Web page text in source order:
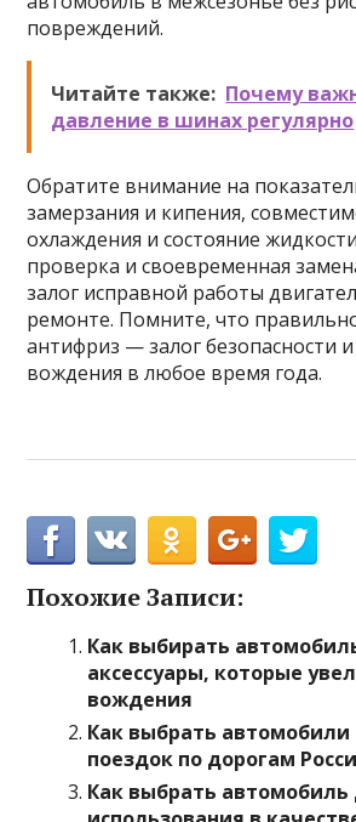
повреждений.
Читайте также: Почему
давление в шинах регулярно
Обратите внимание на
замерзания и кипения,
охлаждения и состояние
проверка и своевременная
залог исправной работы
ремонте. Помните, что
антифриз — залог безопасности
вождения в любое время года.
Похожие Записи:
Как выбирать
аксессуары, которые
вождения
Как выбрать
поездок по дорогам
Как выбрать автомобиль